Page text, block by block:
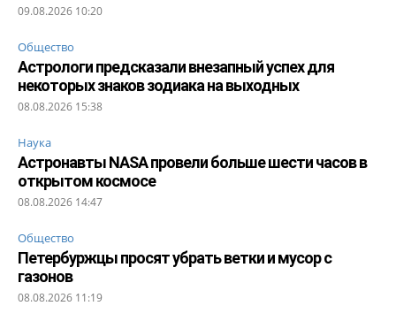
09.08.2026 10:20
Общество
Астрологи предсказали внезапный успех для
некоторых знаков зодиака на выходных
08.08.2026 15:38
Наука
Астронавты NASA провели больше шести часов в
открытом космосе
08.08.2026 14:47
Общество
Петербуржцы просят убрать ветки и мусор с
газонов
08.08.2026 11:19